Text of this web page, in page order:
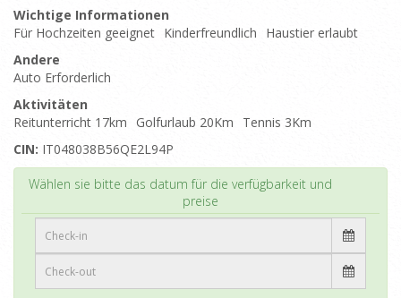
Wichtige Informationen
Für Hochzeiten geeignet Kinderfreundlich
Haustier erlaubt
Andere
Auto Erforderlich
Aktivitäten
Reitunterricht 17km
Golfurlaub 20Km
Tennis 3Km
CIN: IT048038B56QE2L94P
Wählen sie bitte das datum für die verfügbarkeit und
preise